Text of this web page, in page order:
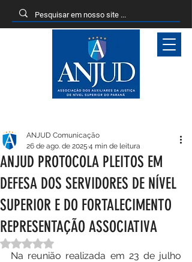
ANJUD PROTOCOLA PLEITOS EM
DEFESA DOS SERVIDORES DE NÍVEL
SUPERIOR E DO FORTALECIMENTO
REPRESENTAÇÃO ASSOCIATIVA
ANJUD Comunicação
26 de ago. de 2025 4 min de leitura
Avaliado com NaN de 5 estrelas.
Na reunião realizada em 23 de julho